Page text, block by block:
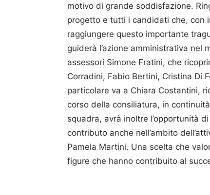
motivo di grande soddisfazione.
progetto e tutti i candidati che, con
raggiungere questo importante
guiderà l’azione amministrativa nel
assessori Simone Fratini, che
Corradini, Fabio Bertini, Cristina Di
particolare va a Chiara Costantini,
corso della consiliatura, in
squadra, avrà inoltre l’opportunità
contributo anche nell’ambito
Pamela Martini. Una scelta che
figure che hanno contribuito al